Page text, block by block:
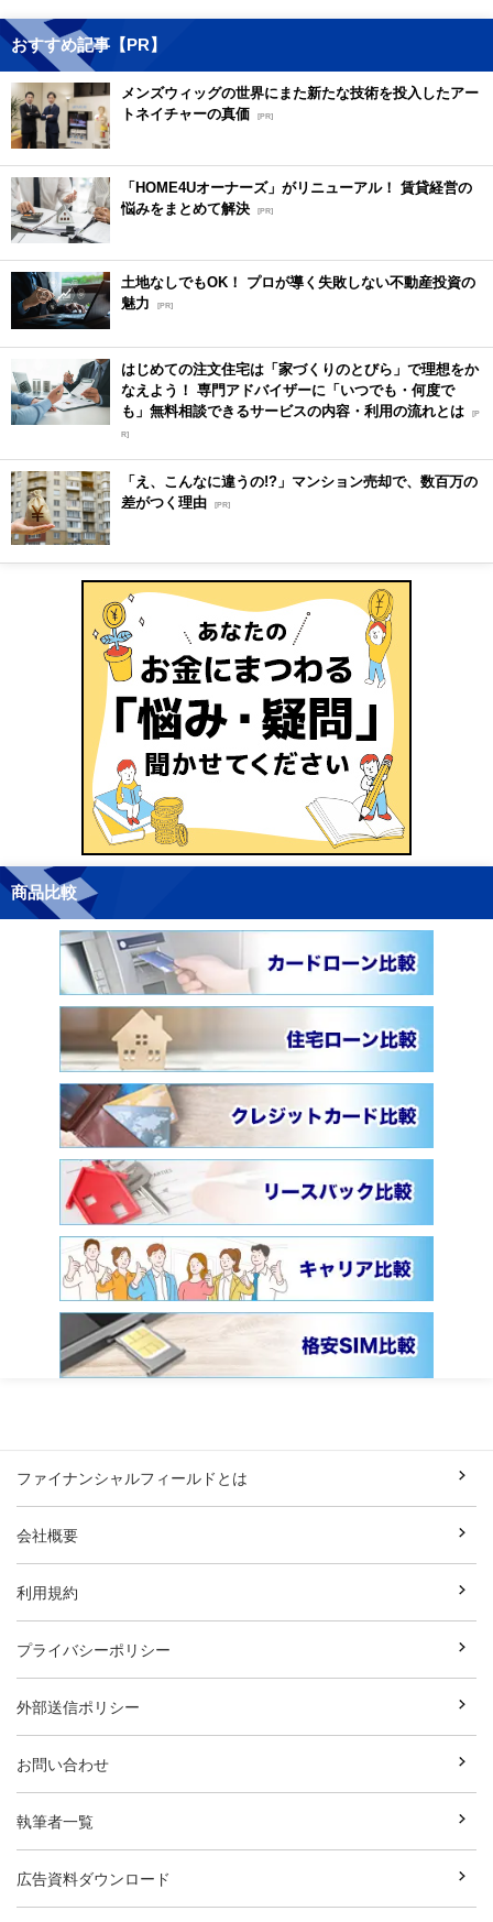
おすすめ記事【PR】
メンズウィッグの世界にまた新たな技術を投入したアー
トネイチャーの真価 [PR]
「HOME4Uオーナーズ」がリニューアル！ 賃貸経営の
悩みをまとめて解決 [PR]
土地なしでもOK！ プロが導く失敗しない不動産投資の
魅力
[PR]
はじめての注文住宅は「家づくりのとびら」で理想をか
なえよう！ 専門アドバイザーに「いつでも・何度で
も」無料相談できるサービスの内容・利用の流れとは [P
R]
「え、こんなに違うの!?」マンション売却で、数百万の
差がつく理由 [PR]
商品比較
ファイナンシャルフィールドとは
会社概要
利用規約
プライバシーポリシー
外部送信ポリシー
お問い合わせ
執筆者一覧
広告資料ダウンロード